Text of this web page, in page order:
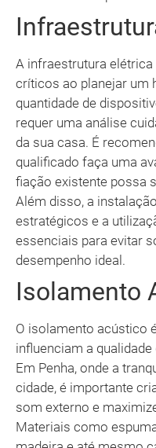
A infraestrutura
críticos ao planejar um
quantidade de
requer uma análise
da sua casa. É
qualificado faça uma
fiação existente possa
Além disso, a
estratégicos e a
essenciais para evitar
desempenho ideal.
Isolamento
O isolamento acústico
influenciam a
Em Penha, onde a
cidade, é importante
som externo e
Materiais como